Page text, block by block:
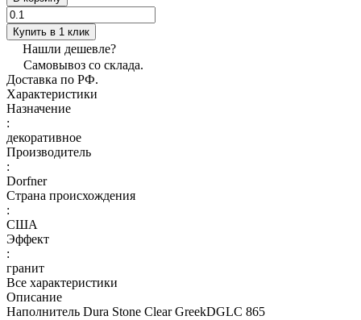
Купить в 1 клик
Нашли дешевле?
Самовывоз со склада.
Доставка по РФ.
Характеристики
Назначение
:
декоративное
Производитель
:
Dorfner
Страна происхождения
:
США
Эффект
:
гранит
Все характеристики
Описание
Наполнитель Dura Stone Clear GreekDGLC 865